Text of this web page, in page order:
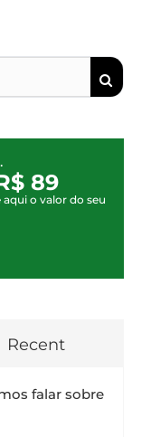
89
o valor do seu
Recent
falar sobre